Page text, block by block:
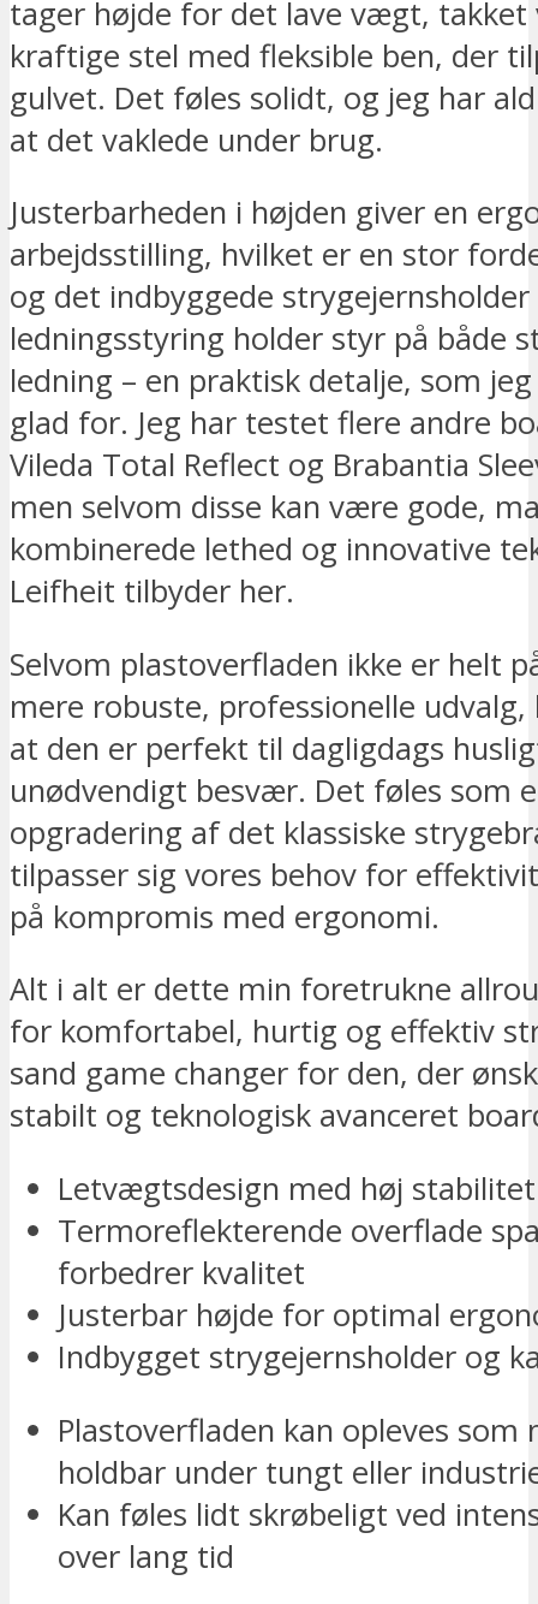
tager højde for det lave vægt,
kraftige stel med fleksible ben, der
gulvet. Det føles solidt, og jeg har
at det vaklede under brug.
Justerbarheden i højden giver en
arbejdsstilling, hvilket er en stor
og det indbyggede
ledningsstyring holder styr på både
ledning – en praktisk detalje, som
glad for. Jeg har testet flere andre
Vileda Total Reflect og Brabantia
men selvom disse kan være gode,
kombinerede lethed og innovative
Leifheit tilbyder her.
Selvom plastoverfladen ikke er helt
mere robuste, professionelle udvalg,
at den er perfekt til dagligdags
unødvendigt besvær. Det føles som
opgradering af det klassiske
tilpasser sig vores behov for
på kompromis med ergonomi.
Alt i alt er dette min foretrukne
for komfortabel, hurtig og effektiv
sand game changer for den, der
stabilt og teknologisk avanceret
Letvægtsdesign med høj stabilitet
Termoreflekterende overflade
forbedrer kvalitet
Justerbar højde for optimal
Indbygget strygejernsholder og
Plastoverfladen kan opleves som
holdbar under tungt eller
Kan føles lidt skrøbeligt ved
over lang tid